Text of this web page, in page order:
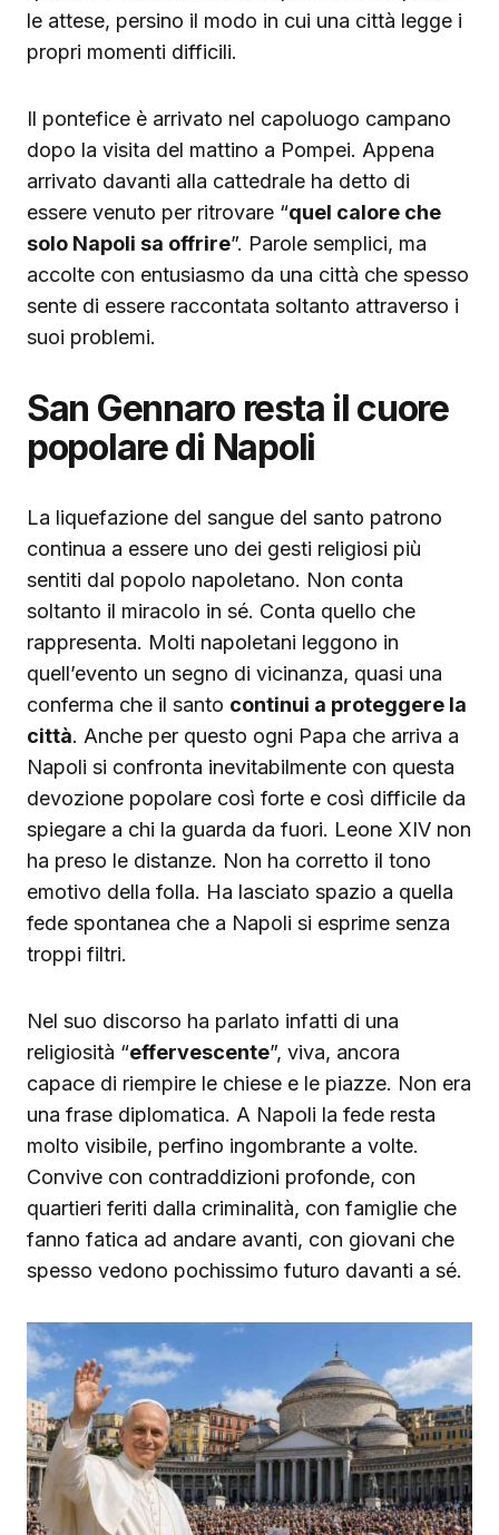
le attese, persino il modo in cui una città legge i
propri momenti difficili.
Il pontefice è arrivato nel capoluogo campano
dopo la visita del mattino a Pompei. Appena
arrivato davanti alla cattedrale ha detto di
essere venuto per ritrovare “quel calore che
solo Napoli sa offrire”. Parole semplici, ma
accolte con entusiasmo da una città che spesso
sente di essere raccontata soltanto attraverso i
suoi problemi.
San Gennaro resta il cuore
popolare di Napoli
La liquefazione del sangue del santo patrono
continua a essere uno dei gesti religiosi più
sentiti dal popolo napoletano. Non conta
soltanto il miracolo in sé. Conta quello che
rappresenta. Molti napoletani leggono in
quell’evento un segno di vicinanza, quasi una
conferma che il santo continui a proteggere la
città. Anche per questo ogni Papa che arriva a
Napoli si confronta inevitabilmente con questa
devozione popolare così forte e così difficile da
spiegare a chi la guarda da fuori. Leone XIV non
ha preso le distanze. Non ha corretto il tono
emotivo della folla. Ha lasciato spazio a quella
fede spontanea che a Napoli si esprime senza
troppi filtri.
Nel suo discorso ha parlato infatti di una
religiosità “effervescente”, viva, ancora
capace di riempire le chiese e le piazze. Non era
una frase diplomatica. A Napoli la fede resta
molto visibile, perfino ingombrante a volte.
Convive con contraddizioni profonde, con
quartieri feriti dalla criminalità, con famiglie che
fanno fatica ad andare avanti, con giovani che
spesso vedono pochissimo futuro davanti a sé.